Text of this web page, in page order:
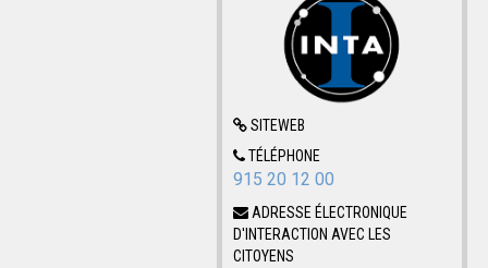
SITEWEB
TÉLÉPHONE
915 20 12 00
ADRESSE ÉLECTRONIQUE
D'INTERACTION AVEC LES
CITOYENS